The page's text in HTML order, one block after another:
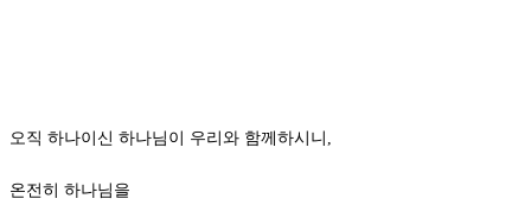
오직 하나이신 하나님이 우리와 함께하시니,
온전히 하나님을